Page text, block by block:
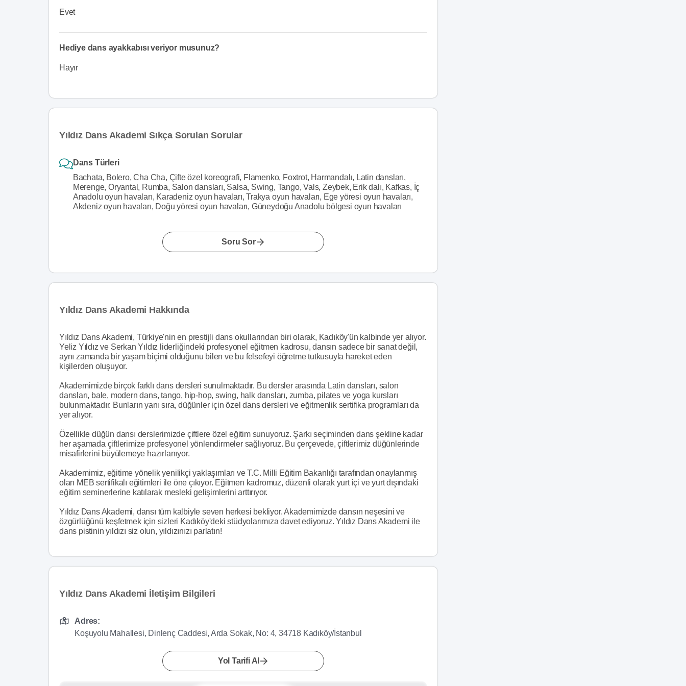
Evet
Hediye dans ayakkabısı veriyor musunuz?
Hayır
Yıldız Dans Akademi Sıkça Sorulan Sorular
Dans Türleri
Bachata, Bolero, Cha Cha, Çifte özel koreografi, Flamenko, Foxtrot, Harmandalı, Latin dansları,
Merenge, Oryantal, Rumba, Salon dansları, Salsa, Swing, Tango, Vals, Zeybek, Erik dalı, Kafkas, İç
Anadolu oyun havaları, Karadeniz oyun havaları, Trakya oyun havaları, Ege yöresi oyun havaları,
Akdeniz oyun havaları, Doğu yöresi oyun havaları, Güneydoğu Anadolu bölgesi oyun havaları
Soru Sor
Yıldız Dans Akademi Hakkında
Yıldız Dans Akademi, Türkiye'nin en prestijli dans okullarından biri olarak, Kadıköy'ün kalbinde yer alıyor.
Yeliz Yıldız ve Serkan Yıldız liderliğindeki profesyonel eğitmen kadrosu, dansın sadece bir sanat değil,
aynı zamanda bir yaşam biçimi olduğunu bilen ve bu felsefeyi öğretme tutkusuyla hareket eden
kişilerden oluşuyor.
Akademimizde birçok farklı dans dersleri sunulmaktadır. Bu dersler arasında Latin dansları, salon
dansları, bale, modern dans, tango, hip-hop, swing, halk dansları, zumba, pilates ve yoga kursları
bulunmaktadır. Bunların yanı sıra, düğünler için özel dans dersleri ve eğitmenlik sertifika programları da
yer alıyor.
Özellikle düğün dansı derslerimizde çiftlere özel eğitim sunuyoruz. Şarkı seçiminden dans şekline kadar
her aşamada çiftlerimize profesyonel yönlendirmeler sağlıyoruz. Bu çerçevede, çiftlerimiz düğünlerinde
misafirlerini büyülemeye hazırlanıyor.
Akademimiz, eğitime yönelik yenilikçi yaklaşımları ve T.C. Milli Eğitim Bakanlığı tarafından onaylanmış
olan MEB sertifikalı eğitimleri ile öne çıkıyor. Eğitmen kadromuz, düzenli olarak yurt içi ve yurt dışındaki
eğitim seminerlerine katılarak mesleki gelişimlerini arttırıyor.
Yıldız Dans Akademi, dansı tüm kalbiyle seven herkesi bekliyor. Akademimizde dansın neşesini ve
özgürlüğünü keşfetmek için sizleri Kadıköy'deki stüdyolarımıza davet ediyoruz. Yıldız Dans Akademi ile
dans pistinin yıldızı siz olun, yıldızınızı parlatın!
Yıldız Dans Akademi İletişim Bilgileri
Adres:
Koşuyolu Mahallesi, Dinlenç Caddesi, Arda Sokak, No: 4, 34718 Kadıköy/İstanbul
Yol Tarifi Al